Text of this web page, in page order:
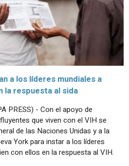
a los líderes mundiales a
la respuesta al sida
PRESS) - Con el apoyo de
que viven con el VIH se
de las Naciones Unidas y a la
York para instar a los líderes
con ellos en la respuesta al VIH.